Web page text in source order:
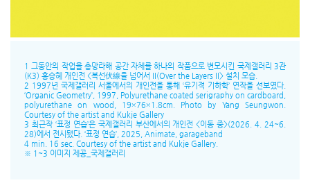
1 그동안의 작업을 총망라해 공간 자체를 하나의 작품으로 변모시킨 국제갤러리 3관
(K3) 홍승혜 개인전 <복선伏線을 넘어서 II(Over the Layers II> 설치 모습.
2 1997년 국제갤러리 서울에서의 개인전을 통해 ‘유기적 기하학’ 연작을 선보였다.
‘Organic Geometry’, 1997, Polyurethane coated serigraphy on cardboard,
polyurethane on wood, 19×76×1.8cm. Photo by Yang Seungwon.
Courtesy of the artist and Kukje Gallery
3 최근작 ‘표정 연습’은 국제갤러리 부산에서의 개인전 <이동 중>(2026. 4. 24~6.
28)에서 전시됐다. ‘표정 연습’, 2025, Animate, garageband
4 min. 16 sec. Courtesy of the artist and Kukje Gallery.
※ 1~3 이미지 제공_국제갤러리